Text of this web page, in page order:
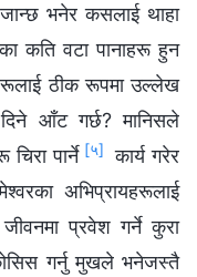
भनेर कसलाई थाहा
कति वटा पानाहरू हुन
ठीक रूपमा उल्लेख
आँट गर्छ? मानिसले
पार्ने [५] कार्य गरेर
अभिप्रायहरूलाई
प्रवेश गर्ने कुरा
गर्नु मुखले भनेजस्तै